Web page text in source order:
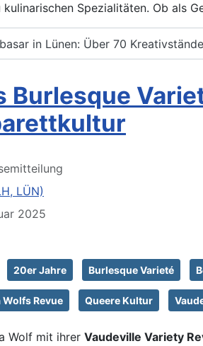
Spezialitäten. Ob als
in Lünen: Über 70
Burlesque
LÜN)
2025
20er Jahre Burlesque Varieté
Wolfs Revue Queere Kultur
Wolf mit ihrer Vaudeville Variety